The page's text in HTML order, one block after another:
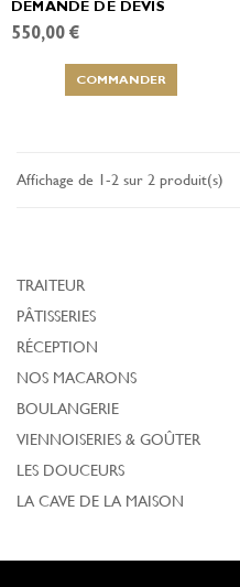
DEMANDE DE DEVIS
550,00 €
COMMANDER
Affichage de 1-2 sur 2 produit(s)
TRAITEUR
PÂTISSERIES
RÉCEPTION
NOS MACARONS
BOULANGERIE
VIENNOISERIES & GOÛTER
LES DOUCEURS
LA CAVE DE LA MAISON